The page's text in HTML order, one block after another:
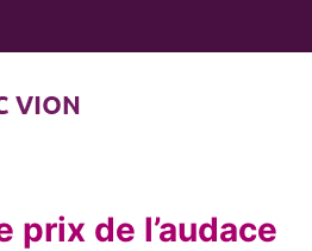
prix de l’audace